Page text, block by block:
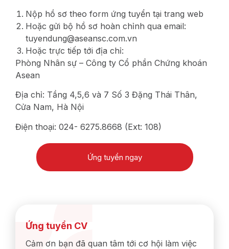
Nộp hồ sơ theo form ứng tuyển tại trang web
Hoặc gửi bộ hồ sơ hoàn chỉnh qua email:
tuyendung@aseansc.com.vn
Hoặc trực tiếp tới địa chỉ:
Phòng Nhân sự – Công ty Cổ phần Chứng khoán
Asean
Địa chỉ: Tầng 4,5,6 và 7 Số 3 Đặng Thái Thân,
Cửa Nam, Hà Nội
Điện thoại: 024- 6275.8668 (Ext: 108)
Ứng tuyển ngay
Ứng tuyển CV
Cảm ơn bạn đã quan tâm tới cơ hội làm việc